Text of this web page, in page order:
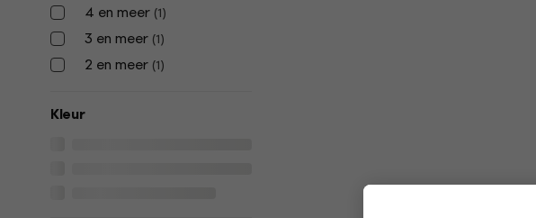
4 en meer (1)
3 en meer (1)
2 en meer (1)
Kleur